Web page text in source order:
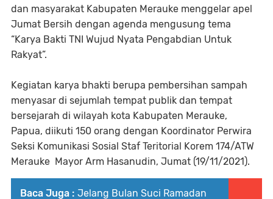
dan masyarakat Kabupaten Merauke menggelar apel
Jumat Bersih dengan agenda mengusung tema
“Karya Bakti TNI Wujud Nyata Pengabdian Untuk
Rakyat”.
Kegiatan karya bhakti berupa pembersihan sampah
menyasar di sejumlah tempat publik dan tempat
bersejarah di wilayah kota Kabupaten Merauke,
Papua, diikuti 150 orang dengan Koordinator Perwira
Seksi Komunikasi Sosial Staf Teritorial Korem 174/ATW
Merauke Mayor Arm Hasanudin, Jumat (19/11/2021).
Baca Juga : Jelang Bulan Suci Ramadan